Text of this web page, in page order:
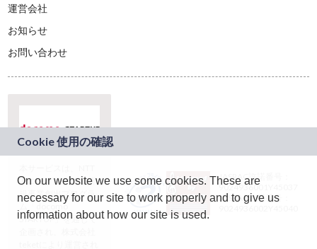
運営会社
お知らせ
お問い合わせ
ドコモグループの新
規事業創出プログラ
ム「docomo
STARTUP」を通じて
JASRAC許諾番号：
9024936001Y45037
JASRAC許諾番号：
On our website we use some cookies. These are
necessary for our site to work properly and to give us
information about how our site is used.